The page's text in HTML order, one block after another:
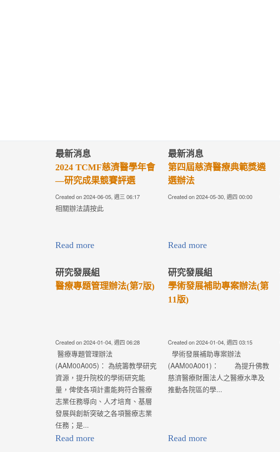
最新消息
2024 TCMF慈濟醫學年會
—研究成果競賽評選
Created on 2024-06-05, 週三 06:17
相關辦法請按此
Read more
最新消息
第四屆慈濟醫療典範獎遴
選辦法
Created on 2024-05-30, 週四 00:00
Read more
研究發展組
醫療專題管理辦法(第7版)
Created on 2024-01-04, 週四 06:28
醫療專題管理辦法
(AAM00A005)： 為統籌教學研究
資源，提升院校的學術研究能
量，俾使各項計畫能夠符合醫療
志業任務導向、人才培育、基層
發展與創新突破之各項醫療志業
任務；是...
Read more
研究發展組
學術發展補助專案辦法(第
11版)
Created on 2024-01-04, 週四 03:15
學術發展補助專案辦法
(AAM00A001)： 為提升佛教
慈濟醫療財團法人之醫療水準及
推動各院區的學...
Read more